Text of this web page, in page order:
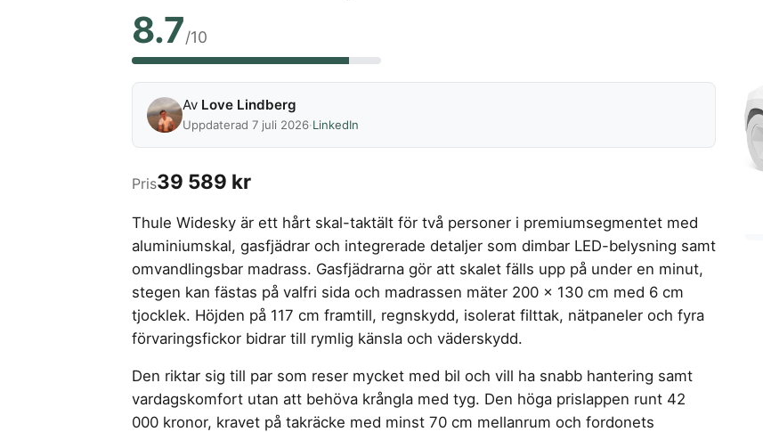
8.7/10
Av Love Lindberg
Uppdaterad 7 juli 2026·LinkedIn
Pris39 589 kr
Thule Widesky är ett hårt skal-taktält för två personer i premiumsegmentet med
aluminiumskal, gasfjädrar och integrerade detaljer som dimbar LED-belysning samt
omvandlingsbar madrass. Gasfjädrarna gör att skalet fälls upp på under en minut,
stegen kan fästas på valfri sida och madrassen mäter 200 × 130 cm med 6 cm
tjocklek. Höjden på 117 cm framtill, regnskydd, isolerat filttak, nätpaneler och fyra
förvaringsfickor bidrar till rymlig känsla och väderskydd.
Den riktar sig till par som reser mycket med bil och vill ha snabb hantering samt
vardagskomfort utan att behöva krångla med tyg. Den höga prislappen runt 42
000 kronor, kravet på takräcke med minst 70 cm mellanrum och fordonets